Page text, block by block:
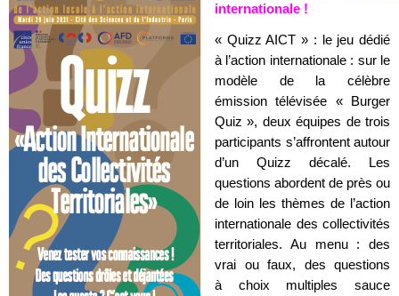
internationale !
« Quizz AICT » : le jeu dédié
à l’action internationale : sur le
modèle de la célèbre
émission télévisée « Burger
Quiz », deux équipes de trois
participants s’affrontent autour
d’un Quizz décalé. Les
questions abordent de près ou
de loin les thèmes de l’action
internationale des collectivités
territoriales. Au menu : des
vrai ou faux, des questions
à choix multiples sauce